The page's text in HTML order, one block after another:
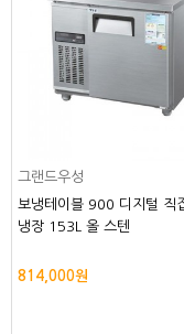
그랜드우성
보냉테이블 900 디지털 직
냉장 153L 올 스텐
814,000원